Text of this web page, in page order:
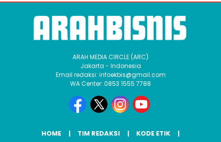
ARAH MEDIA CIRCLE (ARC)
Jakarta - Indonesia
Email redaksi: infoekbis@gmail.com
WA Center: 0853 1555 7788
HOME TIM REDAKSI KODE ETIK